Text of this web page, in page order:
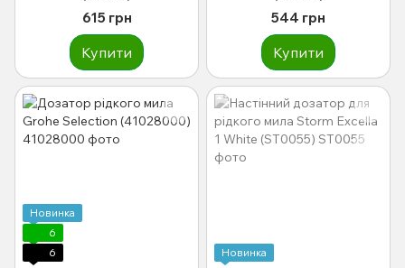
615 грн
Купити
544 грн
Купити
Новинка
6
6
Новинка